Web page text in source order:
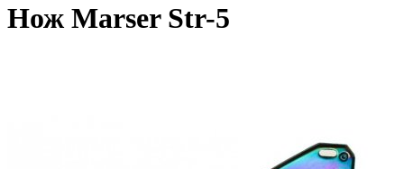
Нож Marser Str-5